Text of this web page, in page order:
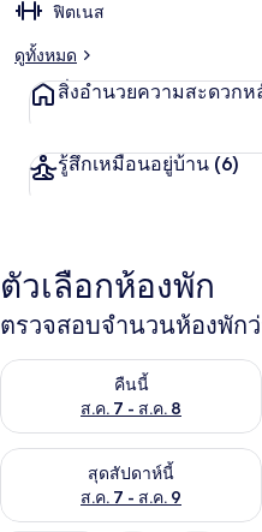
ฟิตเนส
ดูทั้งหมด
สิ่งอำนวยความสะดวกห
รู้สึกเหมือนอยู่บ้าน (6)
ตัวเลือกห้องพัก
ตรวจสอบจำนวนห้องพัก
คืนนี้
ส.ค. 7 - ส.ค. 8
ตรวจสอบจำนวนห้องพักว่างใน
สุดสัปดาห์นี้
ส.ค. 7 - ส.ค. 9
ตรวจสอบจำนวนห้องพักว่างใน